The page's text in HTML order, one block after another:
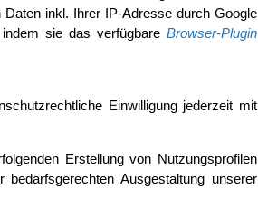
inkl. Ihrer IP-Adresse durch Google
sie das verfügbare Browser-Plugin
Einwilligung jederzeit mit
Erstellung von Nutzungsprofilen
Ausgestaltung unserer